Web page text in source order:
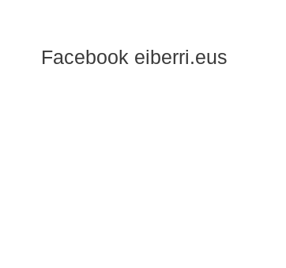
Facebook eiberri.eus